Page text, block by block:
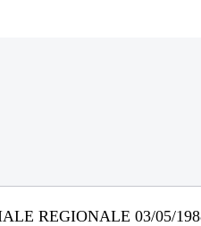
REGIONALE 03/05/